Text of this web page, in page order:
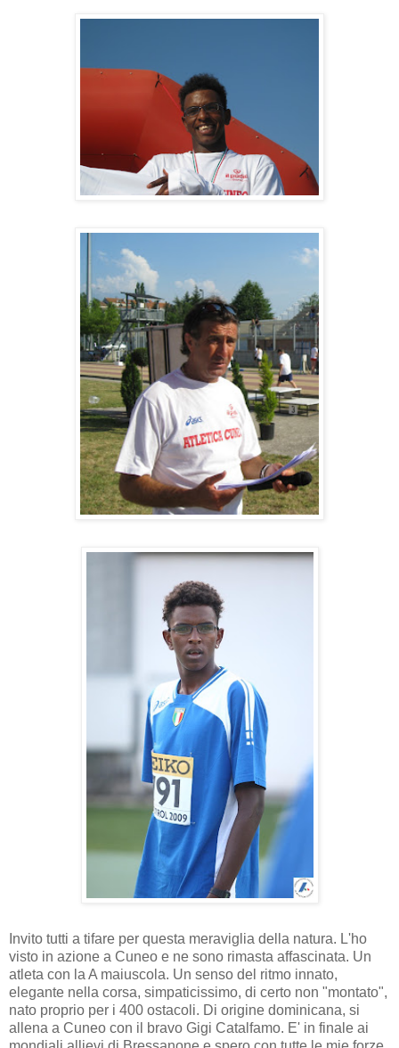
Invito tutti a tifare per questa meraviglia della natura. L'ho
visto in azione a Cuneo e ne sono rimasta affascinata. Un
atleta con la A maiuscola. Un senso del ritmo innato,
elegante nella corsa, simpaticissimo, di certo non "montato",
nato proprio per i 400 ostacoli. Di origine dominicana, si
allena a Cuneo con il bravo Gigi Catalfamo. E' in finale ai